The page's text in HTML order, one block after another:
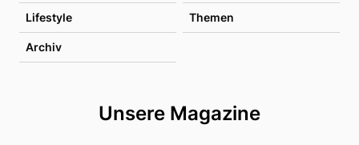
Lifestyle Themen
Archiv
Unsere Magazine